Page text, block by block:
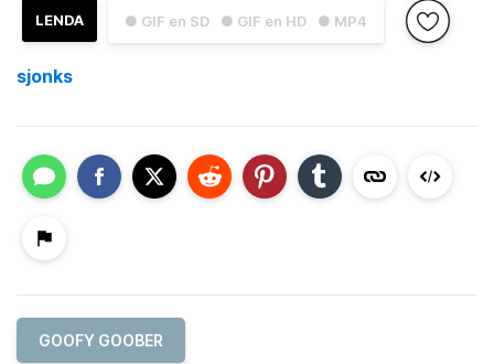
● GIF en SD ● GIF en HD ● MP4
LENDA
sjonks
GOOFY GOOBER